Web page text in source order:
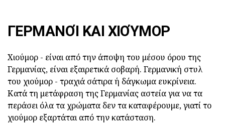
ΓΕΡΜΑΝΟΊ ΚΑΙ ΧΙΟΎΜΟΡ
Χιούμορ - είναι από την άποψη του μέσου όρου της
Γερμανίας, είναι εξαιρετικά σοβαρή. Γερμανική στυλ
του χιούμορ - τραχιά σάτιρα ή δάγκωμα ευκρίνεια.
Κατά τη μετάφραση της Γερμανίας αστεία για να τα
περάσει όλα τα χρώματα δεν τα καταφέρουμε, γιατί το
χιούμορ εξαρτάται από την κατάσταση.